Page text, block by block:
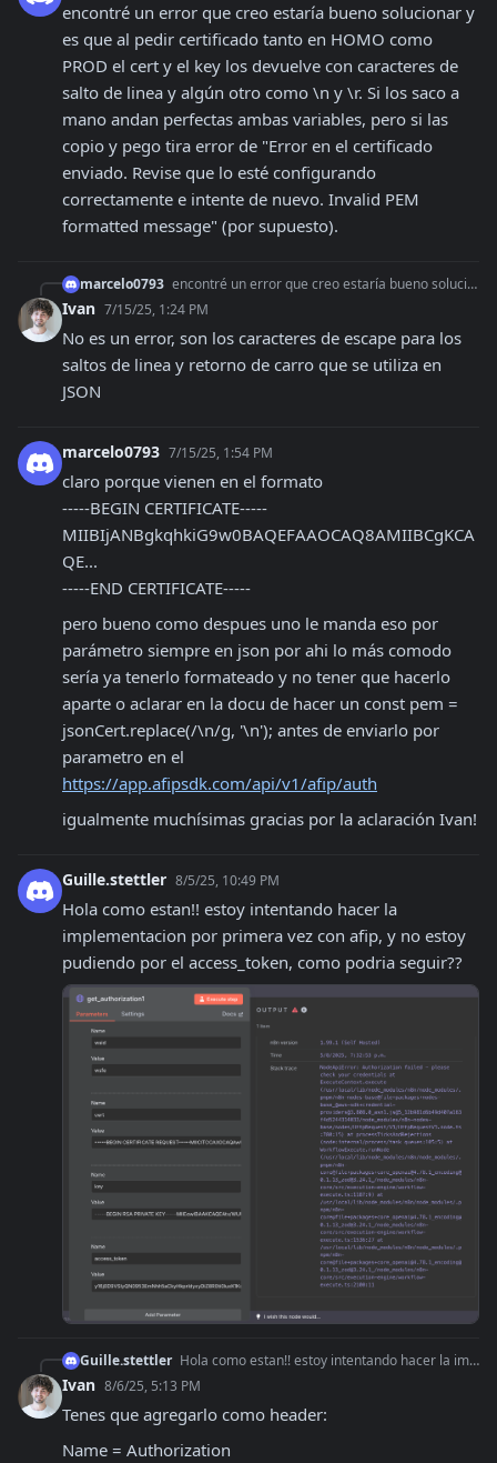
encontré un error que creo estaría bueno solucionar y
es que al pedir certificado tanto en HOMO como
PROD el cert y el key los devuelve con caracteres de
salto de linea y algún otro como \n y \r. Si los saco a
mano andan perfectas ambas variables, pero si las
copio y pego tira error de "Error en el certificado
enviado. Revise que lo esté configurando
correctamente e intente de nuevo. Invalid PEM
formatted message" (por supuesto).
marcelo0793 encontré un error que creo estaría bueno solucionar y es que al pedir certificado tanto en HOMO como PROD el cert y el key los devuelve con caracteres de salto
Ivan 7/15/25, 1:24 PM
No es un error, son los caracteres de escape para los
saltos de linea y retorno de carro que se utiliza en
JSON
marcelo0793 7/15/25, 1:54 PM
claro porque vienen en el formato
-----BEGIN CERTIFICATE-----
MIIBIjANBgkqhkiG9w0BAQEFAAOCAQ8AMIIBCgKCA
QE...
-----END CERTIFICATE-----
pero bueno como despues uno le manda eso por
parámetro siempre en json por ahi lo más comodo
sería ya tenerlo formateado y no tener que hacerlo
aparte o aclarar en la docu de hacer un const pem =
jsonCert.replace(/\n/g, '\n'); antes de enviarlo por
https://app.afipsdk.com/api/v1/afip/auth
igualmente muchísimas gracias por la aclaración Ivan!
Guille.stettler 8/5/25, 10:49 PM
Hola como estan!! estoy intentando hacer la
implementacion por primera vez con afip, y no estoy
pudiendo por el access_token, como podria seguir??
Guille.stettler Hola como estan!! estoy intentando hacer la implementacion por primera vez con afip, y no estoy pudiendo por el access_token, como podria seguir??
Ivan 8/6/25, 5:13 PM
Tenes que agregarlo como header:
Name = Authorization